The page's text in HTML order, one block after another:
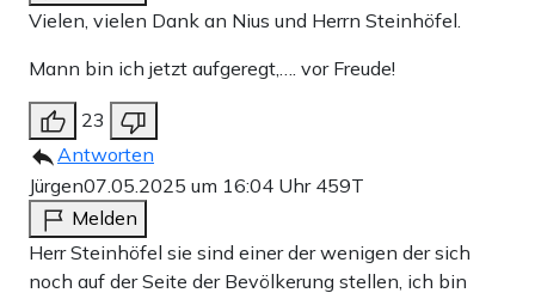
Vielen, vielen Dank an Nius und Herrn Steinhöfel.
Mann bin ich jetzt aufgeregt,…. vor Freude!
23
Antworten
Jürgen07.05.2025 um 16:04 Uhr 459T
Melden
Herr Steinhöfel sie sind einer der wenigen der sich
noch auf der Seite der Bevölkerung stellen, ich bin